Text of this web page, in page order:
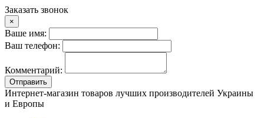
Заказать звонок
×
Ваше имя:
Ваш телефон:
Комментарий:
Отправить
Интернет-магазин товаров лучших производителей Украины
и Европы